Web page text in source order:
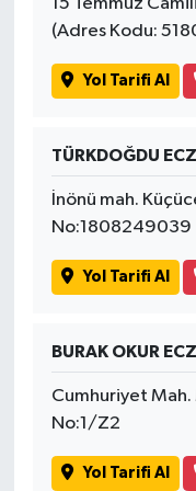
(Adres Kodu:
Yol Tarifi Al
TÜRKDOĞDU
İnönü mah.
No:1808249039
Yol Tarifi Al
BURAK OKUR
Cumhuriyet Mah.
No:1/Z2
Yol Tarifi Al